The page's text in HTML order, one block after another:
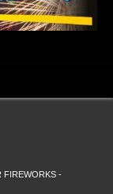
FIREWORKS -